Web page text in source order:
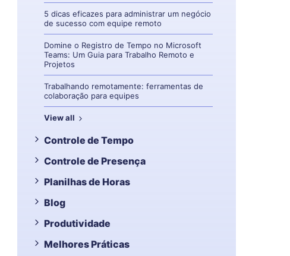
5 dicas eficazes para administrar um negócio
de sucesso com equipe remoto
Domine o Registro de Tempo no Microsoft
Teams: Um Guia para Trabalho Remoto e
Projetos
Trabalhando remotamente: ferramentas de
colaboração para equipes
View all
Controle de Tempo
Controle de Presença
Planilhas de Horas
Blog
Produtividade
Melhores Práticas